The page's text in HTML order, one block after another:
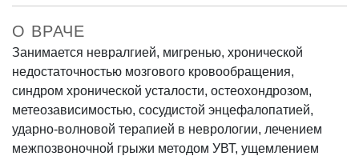
О ВРАЧЕ
Занимается невралгией, мигренью, хронической
недостаточностью мозгового кровообращения,
синдром хронической усталости, остеохондрозом,
метеозависимостью, сосудистой энцефалопатией,
ударно-волновой терапией в неврологии, лечением
межпозвоночной грыжи методом УВТ, ущемлением